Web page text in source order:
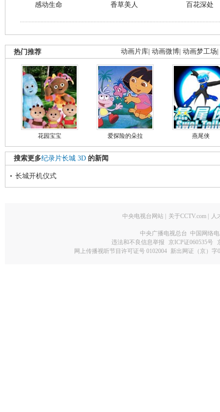
感动生命 香草美人 百花深处
动画片库 动画微博 动画梦工场
热门推荐
花园宝宝 爱探险的朵拉 燕尾侠
搜索更多纪录片长城 3D 的新闻
长城开机仪式
中央电视台网站 关于CCTV.com 人
中央广播电视总台 中国网络
违法和不良信息举报
京ICP证060535号
网上传播视听节目许可证号 0102004 新出网证（京）